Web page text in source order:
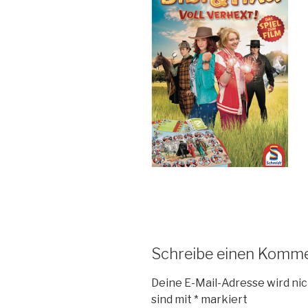
Schreibe einen
Deine E-Mail-Adresse wird
sind mit * markiert